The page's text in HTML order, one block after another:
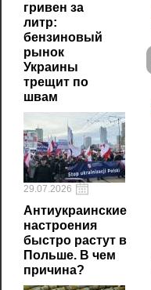
гривен за
литр:
бензиновый
рынок
Украины
трещит по
швам
29.07.2026
Антиукраинские
настроения
быстро растут в
Польше. В чем
причина?